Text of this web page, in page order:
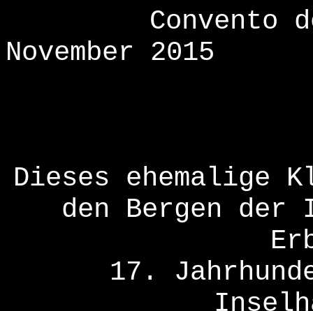
Convento
November 2015
Dieses
den Bergen
17.